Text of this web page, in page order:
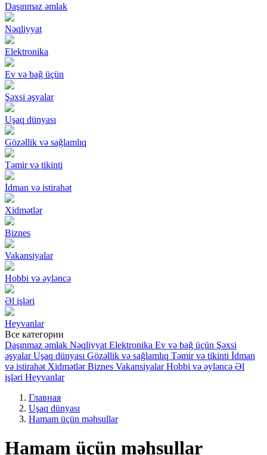
Daşınmaz əmlak
Nəqliyyat
Elektronika
Ev və bağ üçün
Şəxsi əşyalar
Uşaq dünyası
Gözəllik və sağlamlıq
Təmir və tikinti
İdman və istirahət
Xidmətlər
Biznes
Vakansiyalar
Hobbi və əyləncə
Əl işləri
Heyvanlar
Все категории
Daşınmaz əmlak Nəqliyyat Elektronika Ev və bağ üçün Şəxsi
əşyalar Uşaq dünyası Gözəllik və sağlamlıq Təmir və tikinti İdman
və istirahət Xidmətlər Biznes Vakansiyalar Hobbi və əyləncə Əl
işləri Heyvanlar
Главная
Uşaq dünyası
Hamam üçün məhsullar
Hamam üçün məhsullar